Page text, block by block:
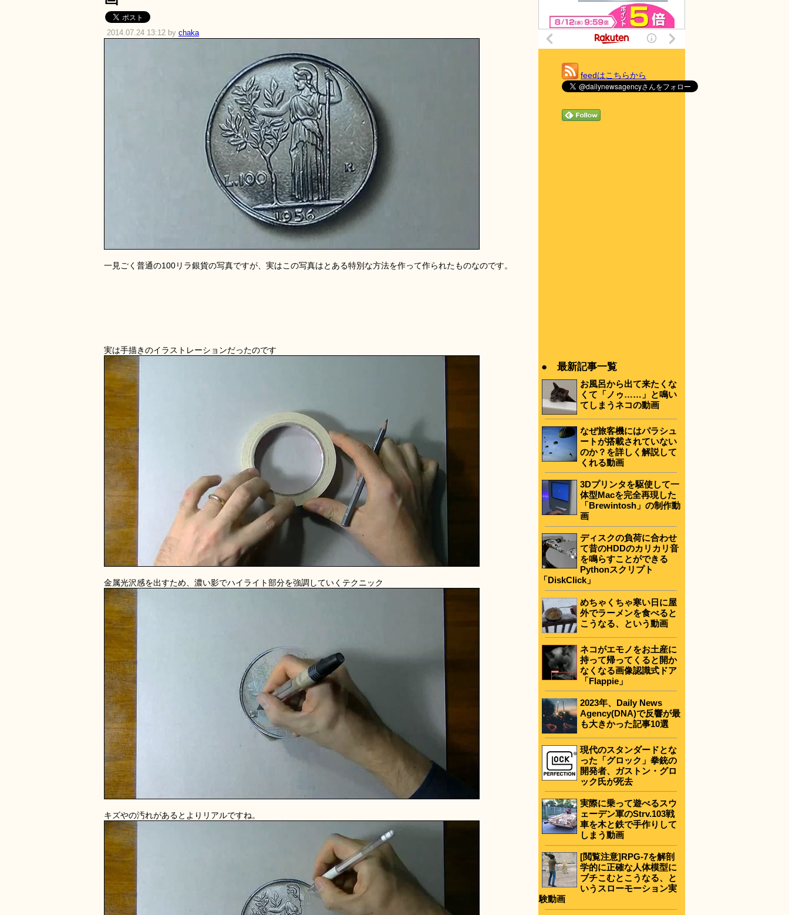
2014.07.24 13:12 by chaka
一見ごく普通の100リラ銀貨の写真ですが、実はこの写真はとある特別な方法を作って作られたものなのです。
実は手描きのイラストレーションだったのです
金属光沢感を出すため、濃い影でハイライト部分を強調していくテクニック
キズやの汚れがあるとよりリアルですね。
feedはこちらから
● 最新記事一覧
お風呂から出て来たくな
くて「ノゥ……」と鳴い
てしまうネコの動画
なぜ旅客機にはパラシュ
ートが搭載されていない
のか？を詳しく解説して
くれる動画
3Dプリンタを駆使して一
体型Macを完全再現した
「Brewintosh」の制作動
画
ディスクの負荷に合わせ
て昔のHDDのカリカリ音
を鳴らすことができる
Pythonスクリプト
「DiskClick」
めちゃくちゃ寒い日に屋
外でラーメンを食べると
こうなる、という動画
ネコがエモノをお土産に
持って帰ってくると開か
なくなる画像認識式ドア
「Flappie」
2023年、Daily News
Agency(DNA)で反響が最
も大きかった記事10選
現代のスタンダードとな
った「グロック」拳銃の
開発者、ガストン・グロ
ック氏が死去
実際に乗って遊べるスウ
ェーデン軍のStrv.103戦
車を木と鉄で手作りして
しまう動画
[閲覧注意]RPG-7を解剖
学的に正確な人体模型に
ブチこむとこうなる、と
いうスローモーション実
験動画